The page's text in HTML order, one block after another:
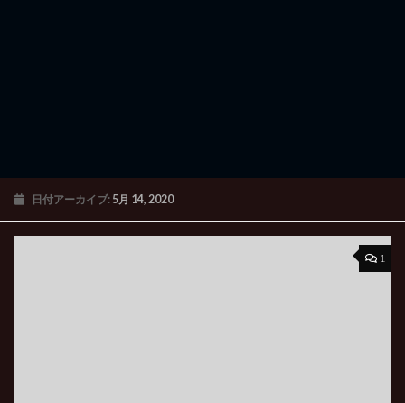
日付アーカイブ: 5月 14, 2020
1